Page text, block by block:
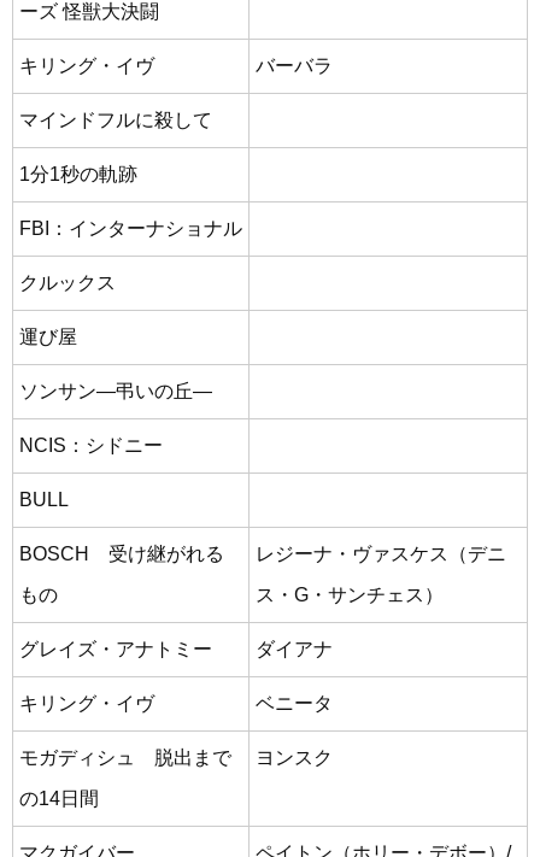
ーズ 怪獣大決闘
キリング・イヴ バーバラ
マインドフルに殺して
1分1秒の軌跡
FBI：インターナショナル
クルックス
運び屋
ソンサン―弔いの丘―
NCIS：シドニー
BULL
BOSCH 受け継がれる
もの
レジーナ・ヴァスケス（デニ
ス・G・サンチェス）
グレイズ・アナトミー ダイアナ
キリング・イヴ ベニータ
モガディシュ 脱出まで
の14日間
ヨンスク